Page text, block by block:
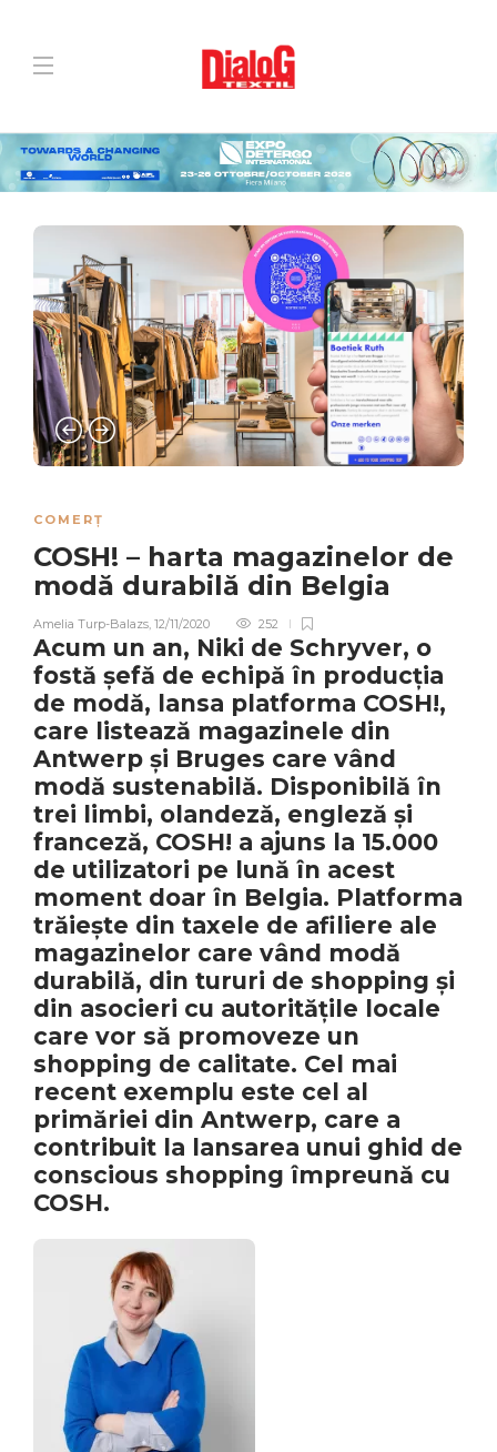
COMERȚ
COSH! – harta magazinelor de
modă durabilă din Belgia
Amelia Turp-Balazs, 12/11/2020 252
Acum un an, Niki de Schryver, o
fostă șefă de echipă în producția
de modă, lansa platforma COSH!,
care listează magazinele din
Antwerp și Bruges care vând
modă sustenabilă. Disponibilă în
trei limbi, olandeză, engleză și
franceză, COSH! a ajuns la 15.000
de utilizatori pe lună în acest
moment doar în Belgia. Platforma
trăiește din taxele de afiliere ale
magazinelor care vând modă
durabilă, din tururi de shopping și
din asocieri cu autoritățile locale
care vor să promoveze un
shopping de calitate. Cel mai
recent exemplu este cel al
primăriei din Antwerp, care a
contribuit la lansarea unui ghid de
conscious shopping împreună cu
COSH.